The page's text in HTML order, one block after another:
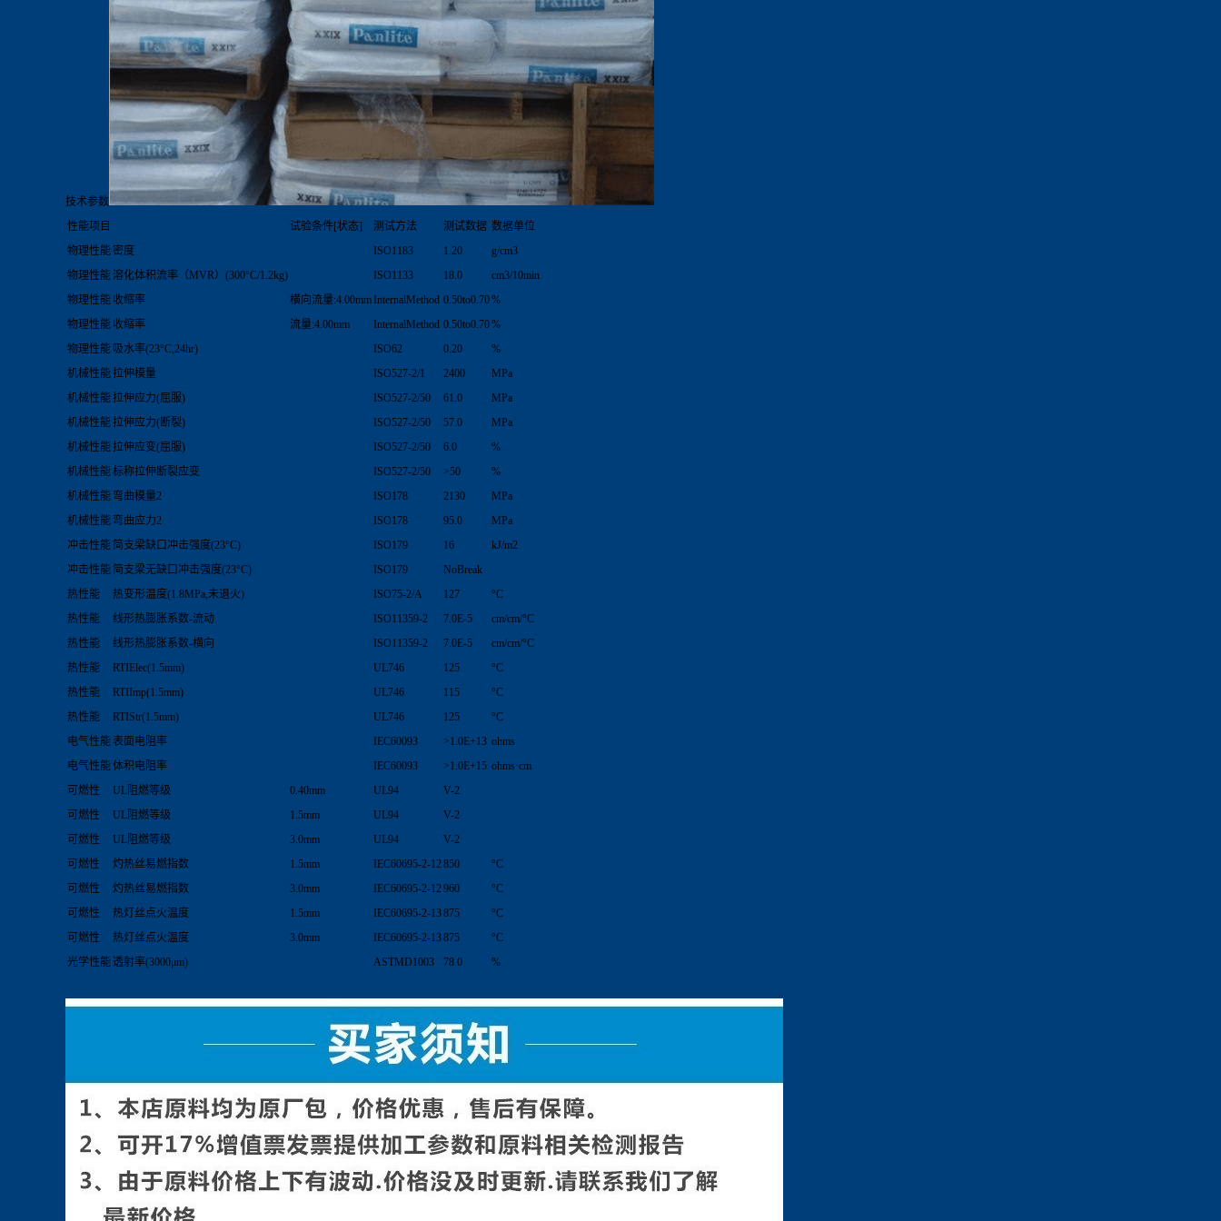
技术参数
性能项目
试验条件[状态] 测试方法 测试数据 数据单位
物理性能密度 ISO1183 1.20
g/cm3
物理性能溶化体积流率（MVR）(300°C/1.2kg) ISO1133 18.0
cm3/10min
物理性能 收缩率 横向流量:4.00mmInternalMethod 0.50to0.70%
物理性能 收缩率 流量:4.00mm InternalMethod 0.50to0.70%
物理性能 吸水率(23°C,24hr) ISO62 0.20
%
机械性能拉伸模量 ISO527-2/1 2400
MPa
机械性能拉伸应力(屈服) ISO527-2/50 61.0
MPa
机械性能拉伸应力(断裂) ISO527-2/50 57.0
MPa
机械性能拉伸应变(屈服) ISO527-2/50 6.0
%
机械性能标称拉伸断裂应变 ISO527-2/50 >50
%
机械性能 弯曲模量2 ISO178 2130
MPa
机械性能 弯曲应力2 ISO178 95.0
MPa
冲击性能 简支梁缺口冲击强度(23°C) ISO179 16
kJ/m2
冲击性能 简支梁无缺口冲击强度(23°C) ISO179
NoBreak
热性能
热变形温度(1.8MPa,未退火) ISO75-2/A 127
°C
热性能
线形热膨胀系数-流动 ISO11359-2 7.0E-5
cm/cm/°C
热性能
线形热膨胀系数-横向 ISO11359-2 7.0E-5
cm/cm/°C
热性能
RTIElec(1.5mm) UL746 125
°C
热性能
RTIImp(1.5mm) UL746 115
°C
热性能
RTIStr(1.5mm) UL746 125
°C
电气性能表面电阻率 IEC60093 >1.0E+13 ohms
电气性能体积电阻率 IEC60093 >1.0E+15 ohms·cm
可燃性
UL阻燃等级 0.40mm UL94
V-2
可燃性
UL阻燃等级 1.5mm UL94
V-2
可燃性
UL阻燃等级 3.0mm UL94
V-2
可燃性
灼热丝易燃指数 1.5mm IEC60695-2-12850
°C
可燃性
灼热丝易燃指数 3.0mm IEC60695-2-12960
°C
可燃性
热灯丝点火温度 1.5mm IEC60695-2-13875
°C
可燃性
热灯丝点火温度 3.0mm IEC60695-2-13875
°C
光学性能透射率(3000μm) ASTMD1003 78.0 %